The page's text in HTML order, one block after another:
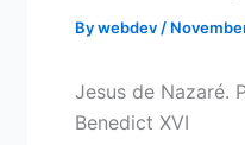
Bywebdev /
Jesus de Nazaré.
Benedict XVI